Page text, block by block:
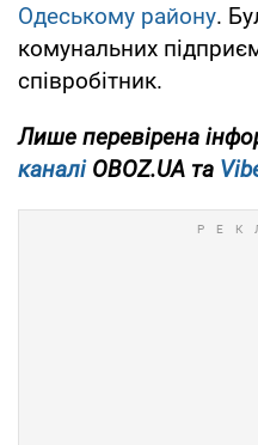
Одеському району.
комунальних
співробітник.
Лише перевірена
каналіOBOZ.UA та